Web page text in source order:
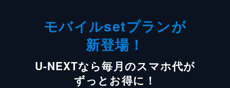
モバイルsetプランが
新登場！
U-NEXTなら毎月のスマホ代が
ずっとお得に！